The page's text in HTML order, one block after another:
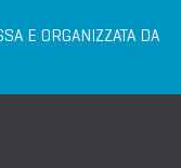
E ORGANIZZATA DA